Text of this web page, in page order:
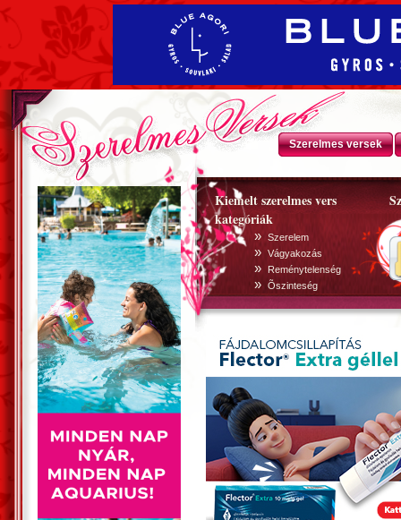
Szerelmes versek
Kiemelt szerelmes vers
kategóriák
» Szerelem
» Vágyakozás
» Reménytelenség
» Õszinteség